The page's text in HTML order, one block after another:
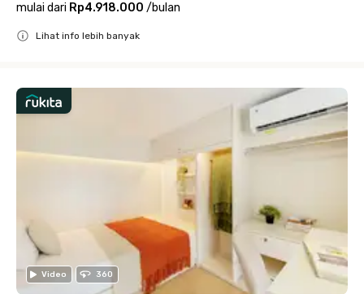
mulai dari Rp4.918.000 /bulan
Lihat info lebih banyak
Video 360